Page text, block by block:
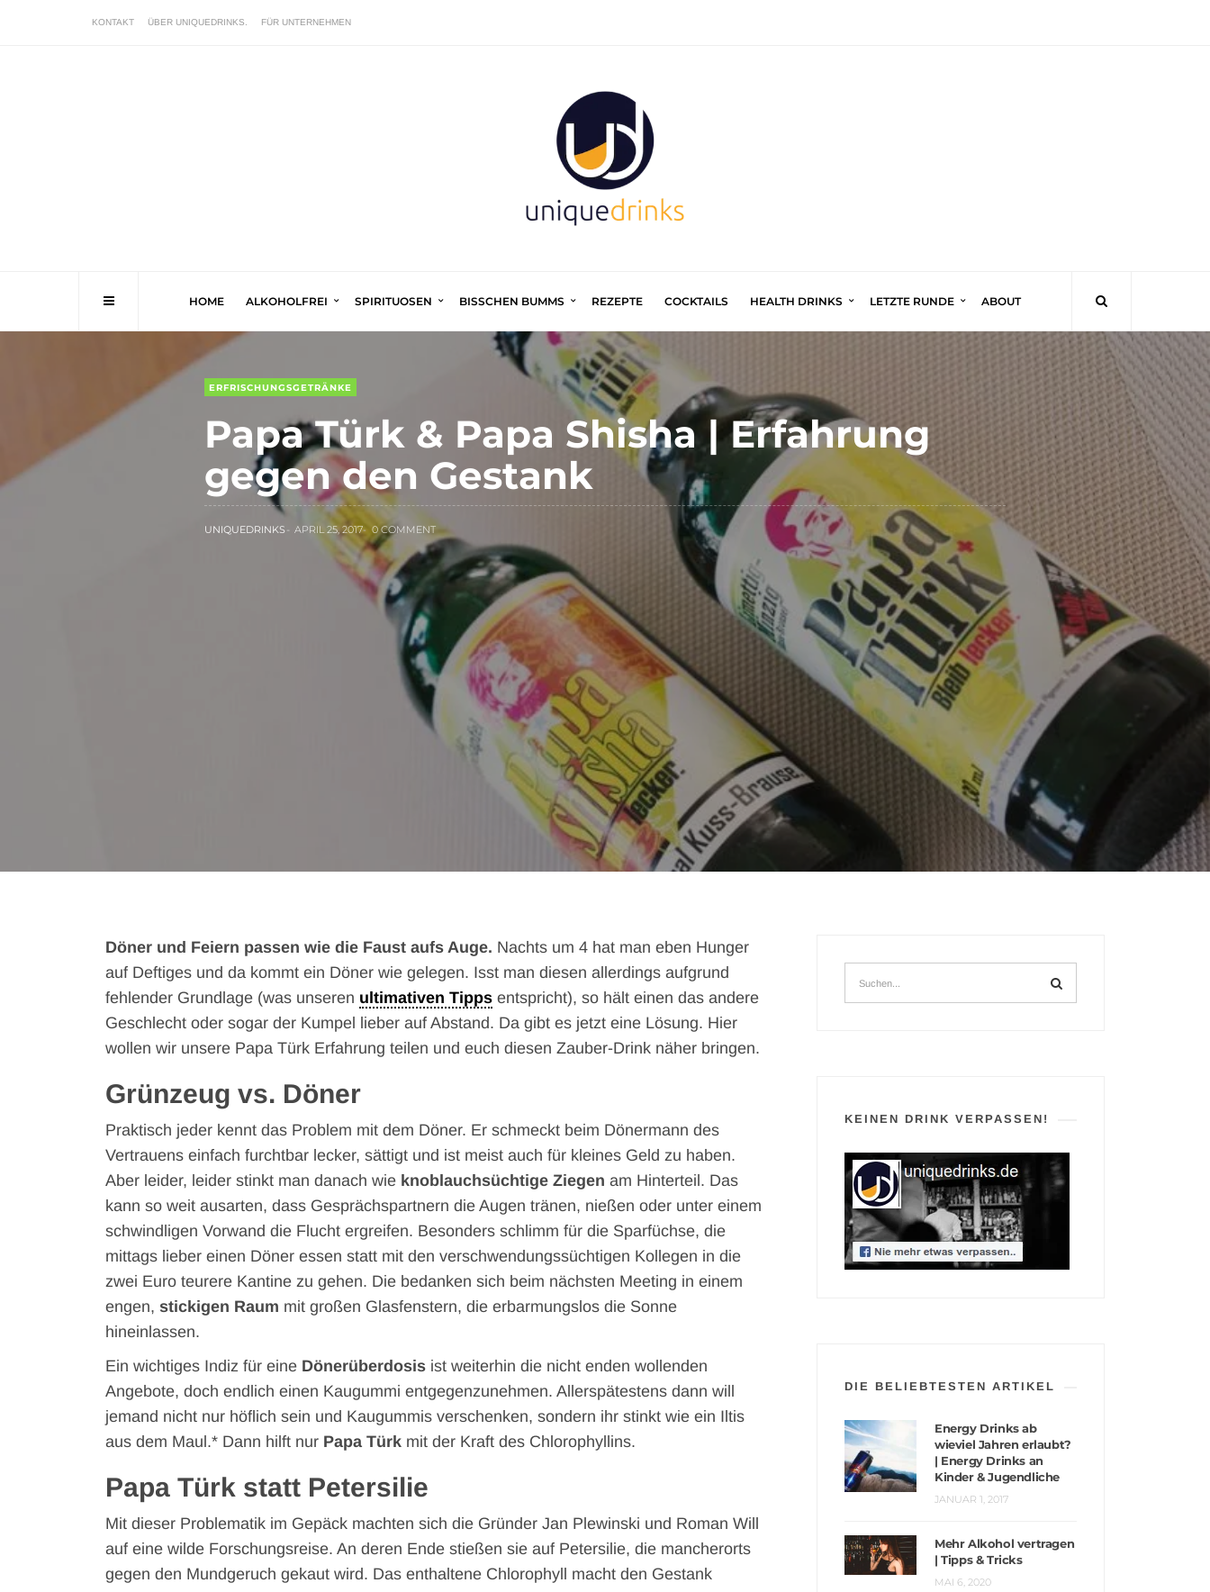
KONTAKT ÜBER UNIQUEDRINKS. FÜR UNTERNEHMEN
HOME ALKOHOLFREI SPIRITUOSEN BISSCHEN BUMMS REZEPTE COCKTAILS HEALTH DRINKS LETZTE RUNDE ABOUT
ERFRISCHUNGSGETRÄNKE
Papa Türk & Papa Shisha | Erfahrung
gegen den Gestank
UNIQUEDRINKS APRIL 25, 2017 0 COMMENT
Döner und Feiern passen wie die Faust aufs Auge. Nachts um 4 hat man eben Hunger
auf Deftiges und da kommt ein Döner wie gelegen. Isst man diesen allerdings aufgrund
fehlender Grundlage (was unseren ultimativen Tipps entspricht), so hält einen das andere
Geschlecht oder sogar der Kumpel lieber auf Abstand. Da gibt es jetzt eine Lösung. Hier
wollen wir unsere Papa Türk Erfahrung teilen und euch diesen Zauber-Drink näher bringen.
Grünzeug vs. Döner
Praktisch jeder kennt das Problem mit dem Döner. Er schmeckt beim Dönermann des
Vertrauens einfach furchtbar lecker, sättigt und ist meist auch für kleines Geld zu haben.
Aber leider, leider stinkt man danach wie knoblauchsüchtige Ziegen am Hinterteil. Das
kann so weit ausarten, dass Gesprächspartnern die Augen tränen, nießen oder unter einem
schwindligen Vorwand die Flucht ergreifen. Besonders schlimm für die Sparfüchse, die
mittags lieber einen Döner essen statt mit den verschwendungssüchtigen Kollegen in die
zwei Euro teurere Kantine zu gehen. Die bedanken sich beim nächsten Meeting in einem
engen, stickigen Raum mit großen Glasfenstern, die erbarmungslos die Sonne
hineinlassen.
Ein wichtiges Indiz für eine Dönerüberdosis ist weiterhin die nicht enden wollenden
Angebote, doch endlich einen Kaugummi entgegenzunehmen. Allerspätestens dann will
jemand nicht nur höflich sein und Kaugummis verschenken, sondern ihr stinkt wie ein Iltis
aus dem Maul.* Dann hilft nur Papa Türk mit der Kraft des Chlorophyllins.
Papa Türk statt Petersilie
Mit dieser Problematik im Gepäck machten sich die Gründer Jan Plewinski und Roman Will
auf eine wilde Forschungsreise. An deren Ende stießen sie auf Petersilie, die mancherorts
gegen den Mundgeruch gekaut wird. Das enthaltene Chlorophyll macht den Gestank
KEINEN DRINK VERPASSEN!
DIE BELIEBTESTEN ARTIKEL
Energy Drinks ab
wieviel Jahren erlaubt?
| Energy Drinks an
Kinder & Jugendliche
JANUAR 1, 2017
Mehr Alkohol vertragen
| Tipps & Tricks
MAI 6, 2020